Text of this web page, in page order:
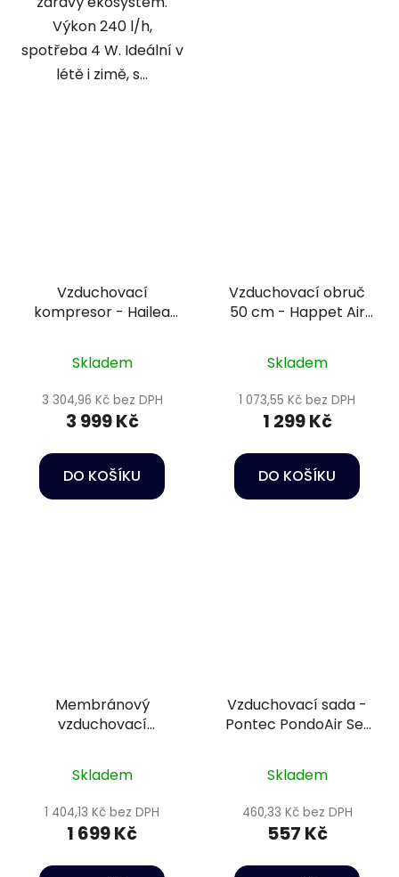
Výkon 240 l/h,
spotřeba 4 W. Ideální v
létě i zimě, s...
Vzduchovací
kompresor - Hailea
Skladem
3 304,96 Kč bez DPH
3 999 Kč
DO KOŠÍKU
Vzduchovací obruč
50 cm - Happet Air
Skladem
1 073,55 Kč bez DPH
1 299 Kč
DO KOŠÍKU
Membránový
vzduchovací
Skladem
1 404,13 Kč bez DPH
1 699 Kč
Vzduchovací sada -
Pontec PondoAir Set
Skladem
460,33 Kč bez DPH
557 Kč